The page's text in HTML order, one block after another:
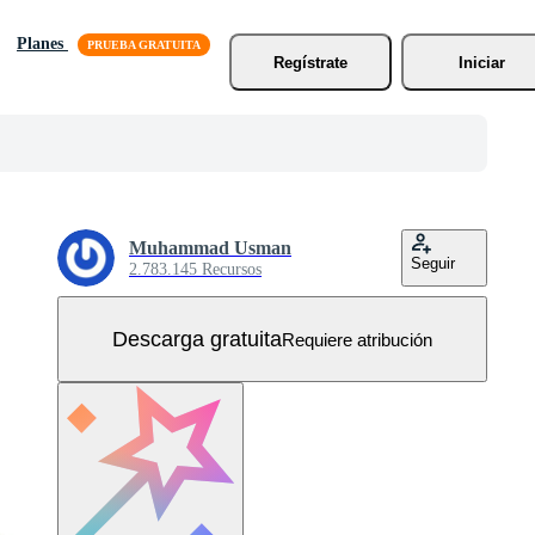
Planes
Regístrate
Iniciar
Muhammad Usman
2.783.145 Recursos Seguir
Descarga gratuitaRequiere atribución